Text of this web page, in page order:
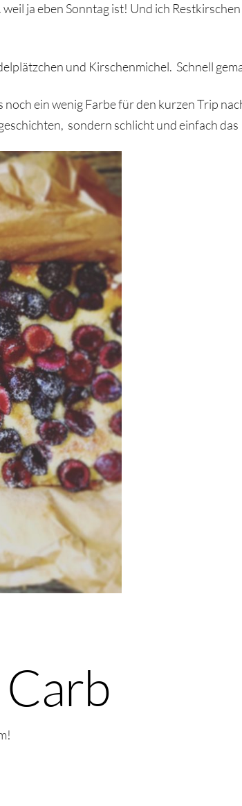
ja eben Sonntag ist! Und ich
und Kirschenmichel. Schnell
ein wenig Farbe für den kurzen Trip
sondern schlicht und einfach das